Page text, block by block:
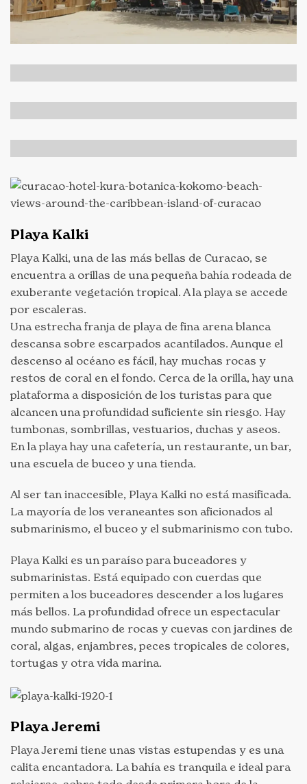
Playa Kalki
Playa Kalki, una de las más bellas de Curacao, se
encuentra a orillas de una pequeña bahía rodeada de
exuberante vegetación tropical. A la playa se accede
por escaleras.
Una estrecha franja de playa de fina arena blanca
descansa sobre escarpados acantilados. Aunque el
descenso al océano es fácil, hay muchas rocas y
restos de coral en el fondo. Cerca de la orilla, hay una
plataforma a disposición de los turistas para que
alcancen una profundidad suficiente sin riesgo. Hay
tumbonas, sombrillas, vestuarios, duchas y aseos.
En la playa hay una cafetería, un restaurante, un bar,
una escuela de buceo y una tienda.
Al ser tan inaccesible, Playa Kalki no está masificada.
La mayoría de los veraneantes son aficionados al
submarinismo, el buceo y el submarinismo con tubo.
Playa Kalki es un paraíso para buceadores y
submarinistas. Está equipado con cuerdas que
permiten a los buceadores descender a los lugares
más bellos. La profundidad ofrece un espectacular
mundo submarino de rocas y cuevas con jardines de
coral, algas, enjambres, peces tropicales de colores,
tortugas y otra vida marina.
Playa Jeremi
Playa Jeremi tiene unas vistas estupendas y es una
calita encantadora. La bahía es tranquila e ideal para